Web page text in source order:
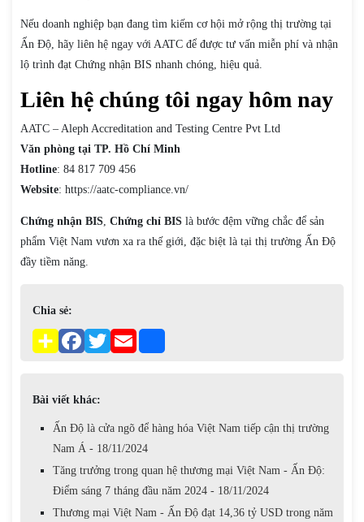
Nếu doanh nghiệp bạn đang tìm kiếm cơ hội mở rộng thị trường tại
Ấn Độ, hãy liên hệ ngay với AATC để được tư vấn miễn phí và nhận
lộ trình đạt Chứng nhận BIS nhanh chóng, hiệu quả.
Liên hệ chúng tôi ngay hôm nay
AATC – Aleph Accreditation and Testing Centre Pvt Ltd
Văn phòng tại TP. Hồ Chí Minh
Hotline: 84 817 709 456
Website: https://aatc-compliance.vn/
Chứng nhận BIS, Chứng chỉ BIS là bước đệm vững chắc để sản
phẩm Việt Nam vươn xa ra thế giới, đặc biệt là tại thị trường Ấn Độ
đầy tiềm năng.
Chia sẻ:
Bài viết khác:
Ấn Độ là cửa ngõ để hàng hóa Việt Nam tiếp cận thị trường
Nam Á - 18/11/2024
Tăng trưởng trong quan hệ thương mại Việt Nam - Ấn Độ:
Điểm sáng 7 tháng đầu năm 2024 - 18/11/2024
Thương mại Việt Nam - Ấn Độ đạt 14,36 tỷ USD trong năm